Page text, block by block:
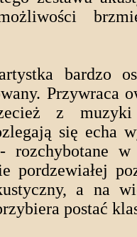
bardzo
Przywraca
z
się echa
rozchybotane
pordzewiałej
a na
postać